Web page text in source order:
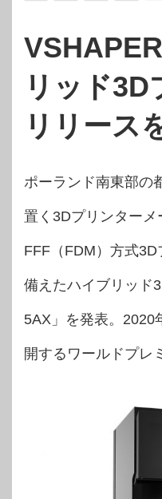
リッド3D
リリース
ポーランド南東部の
置く3Dプリンターメ
FFF（FDM）方式
備えたハイブリッド
5AX」を発表。2020
開するワールドプレ